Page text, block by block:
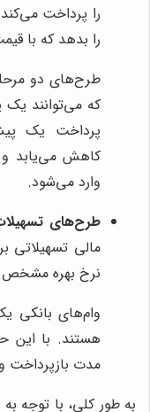
را پرداخت
را بدهد که با
طرح‌های دو
که می‌توانند یک
پرداخت یک
وارد می‌شود.
طرح‌های
مالی تسهیلاتی
نرخ بهره
وام‌های بانکی
هستند. با این
مدت بازپرداخت
به طور کلی، با توجه